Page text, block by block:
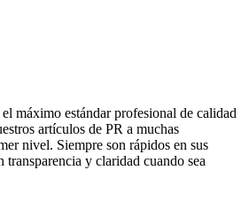
máximo estándar profesional de calidad
artículos de PR a muchas
nivel. Siempre son rápidos en sus
transparencia y claridad cuando sea